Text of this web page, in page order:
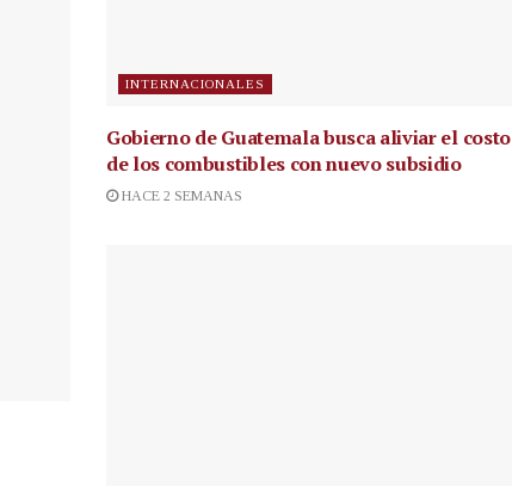
INTERNACIONALES
Gobierno de Guatemala busca aliviar el costo
de los combustibles con nuevo subsidio
HACE 2 SEMANAS